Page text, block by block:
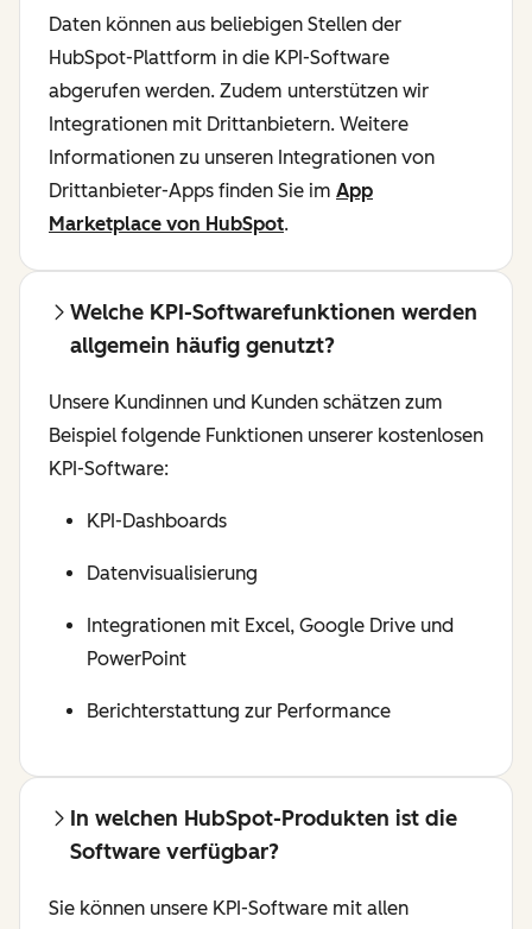
Daten können aus beliebigen Stellen der
HubSpot-Plattform in die KPI-Software
abgerufen werden. Zudem unterstützen wir
Integrationen mit Drittanbietern. Weitere
Informationen zu unseren Integrationen von
Drittanbieter-Apps finden Sie im App
Marketplace von HubSpot.
Welche KPI-Softwarefunktionen werden
allgemein häufig genutzt?
Unsere Kundinnen und Kunden schätzen zum
Beispiel folgende Funktionen unserer kostenlosen
KPI-Software:
KPI-Dashboards
Datenvisualisierung
Integrationen mit Excel, Google Drive und
PowerPoint
Berichterstattung zur Performance
In welchen HubSpot-Produkten ist die
Software verfügbar?
Sie können unsere KPI-Software mit allen